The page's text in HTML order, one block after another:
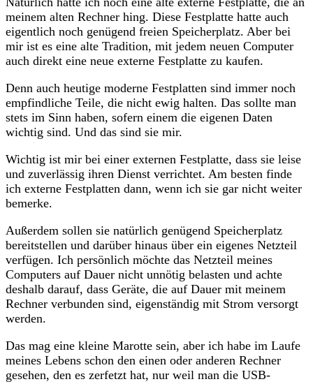
meinem alten Rechner hing. Diese Festplatte hatte auch
eigentlich noch genügend freien Speicherplatz. Aber bei
mir ist es eine alte Tradition, mit jedem neuen Computer
auch direkt eine neue externe Festplatte zu kaufen.
Denn auch heutige moderne Festplatten sind immer noch
empfindliche Teile, die nicht ewig halten. Das sollte man
stets im Sinn haben, sofern einem die eigenen Daten
wichtig sind. Und das sind sie mir.
Wichtig ist mir bei einer externen Festplatte, dass sie leise
und zuverlässig ihren Dienst verrichtet. Am besten finde
ich externe Festplatten dann, wenn ich sie gar nicht weiter
bemerke.
Außerdem sollen sie natürlich genügend Speicherplatz
bereitstellen und darüber hinaus über ein eigenes Netzteil
verfügen. Ich persönlich möchte das Netzteil meines
Computers auf Dauer nicht unnötig belasten und achte
deshalb darauf, dass Geräte, die auf Dauer mit meinem
Rechner verbunden sind, eigenständig mit Strom versorgt
werden.
Das mag eine kleine Marotte sein, aber ich habe im Laufe
meines Lebens schon den einen oder anderen Rechner
gesehen, den es zerfetzt hat, nur weil man die USB-